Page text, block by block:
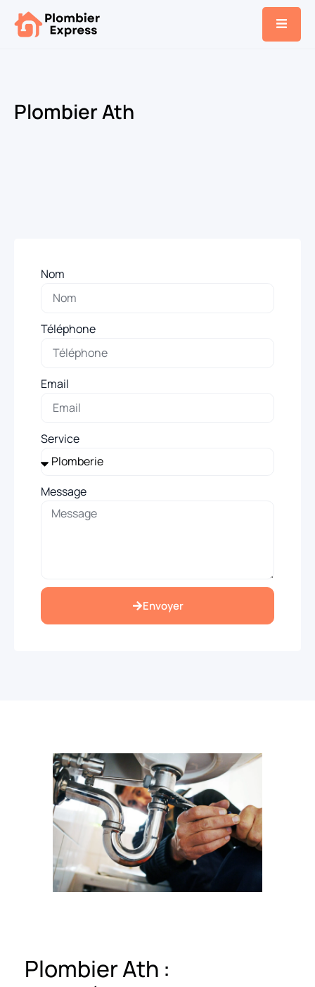
Plombier Ath
Nom
Téléphone
Email
Service
Message
Envoyer
Plombier Ath :